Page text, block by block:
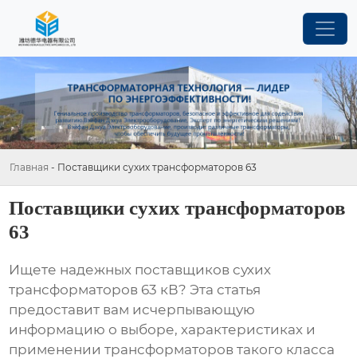
Главная - Поставщики сухих трансформаторов 63
Поставщики сухих трансформаторов
63
Ищете надежных поставщиков сухих
трансформаторов 63 кВ? Эта статья
предоставит вам исчерпывающую
информацию о выборе, характеристиках и
применении трансформаторов такого класса